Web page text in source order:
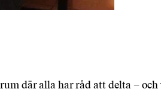
där alla har råd att delta – och